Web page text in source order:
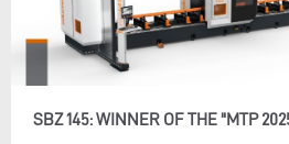
SBZ 145: WINNER OF THE "MTP